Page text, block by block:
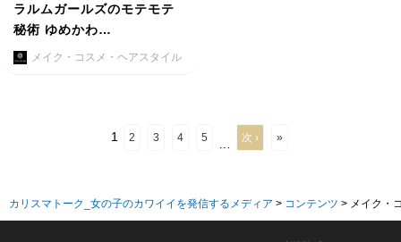
ラルムガールズのモテモテ
秘術 ゆめかわ…
メイク・コスメ・ヘアスタイル
1 2 3 4 5 次 › »
カリスマトーク_女の子のカワイイを発信するメディア > コンテンツ > メイク・